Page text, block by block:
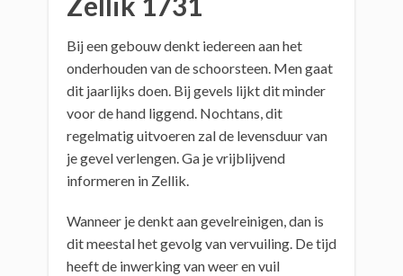
Bij een gebouw denkt iedereen aan het
onderhouden van de schoorsteen. Men gaat
dit jaarlijks doen. Bij gevels lijkt dit minder
voor de hand liggend. Nochtans, dit
regelmatig uitvoeren zal de levensduur van
je gevel verlengen. Ga je vrijblijvend
informeren in Zellik.
Wanneer je denkt aan gevelreinigen, dan is
dit meestal het gevolg van vervuiling. De tijd
heeft de inwerking van weer en vuil